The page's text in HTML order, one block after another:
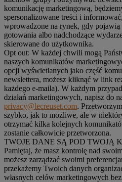
komunikację marketingową,
spersonalizowane treści i
wprowadzone na rynek, gdy
gotowania albo nadchodzące
skierowane do użytkownika.
Opt out: W każdej chwili mogą
naszych komunikatów
opcji wyświetlanych jako część
newslettera, możesz kliknąć w link
każdego e-maila). W każdym
działań marketingowych, napisz do
privacy@lecreuset.com.
szybko, jak to możliwe, ale w
otrzymać kilka kolejnych
zostanie całkowicie przetworzona.
TWOJE DANE SĄ POD TWOJĄ
Pamiętaj, że masz kontrolę nad
możesz zarządzać swoimi
przekażemy Twoich danych
własnych celów marketingowych